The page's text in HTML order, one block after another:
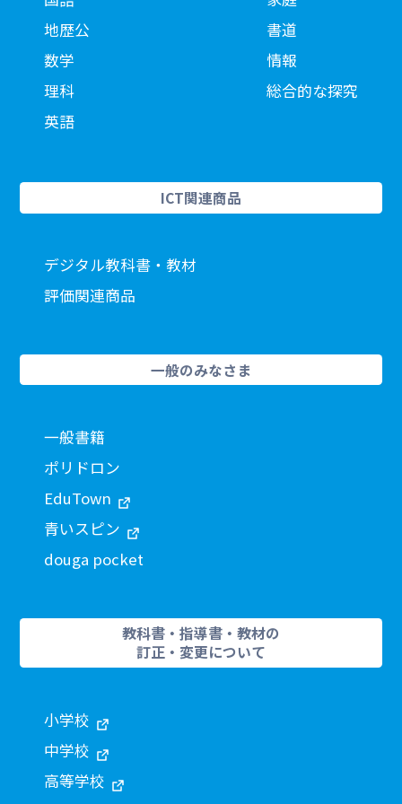
地歴公
数学
理科
英語
書道
情報
総合的な探究
ICT関連商品
デジタル教科書・教材
評価関連商品
一般のみなさま
一般書籍
ポリドロン
EduTown
青いスピン
douga pocket
教科書・指導書・教材の
訂正・変更について
小学校
中学校
高等学校